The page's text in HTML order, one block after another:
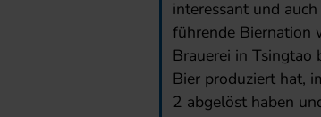
interessant und
führende Biernation
Brauerei in
Bier produziert hat,
2 abgelöst haben